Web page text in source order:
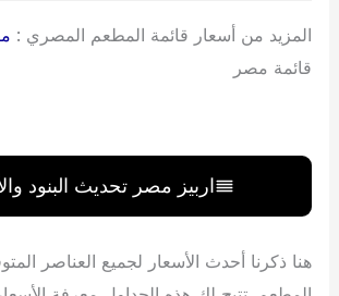
المزيد من أسعار قائمة المطعم المصري :
قائمة مصر
اربيز مصر تحديث البنود
هنا ذكرنا أحدث الأسعار لجميع العناصر